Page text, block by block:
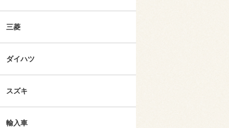
三菱
ダイハツ
スズキ
輸入車